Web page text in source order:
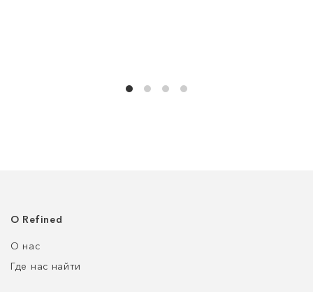
О Refined
О нас
Где нас найти